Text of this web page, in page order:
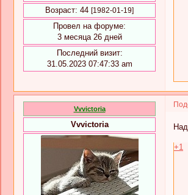
Возраст: 44 [1982-01-19]
Провел на форуме:
3 месяца 26 дней
Последний визит:
31.05.2023 07:47:33 am
Vvvictoria
Vvvictoria
+1